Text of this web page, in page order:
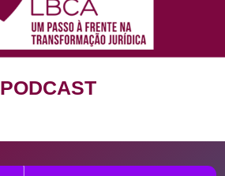
PODCAST